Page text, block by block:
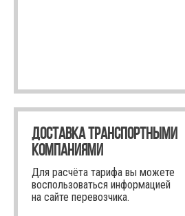
ДОСТАВКА ТРАНСПОРТНЫМИ
КОМПАНИЯМИ
Для расчёта тарифа вы можете
воспользоваться информацией
на сайте перевозчика.